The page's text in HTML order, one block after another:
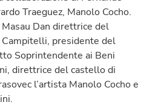
Traeguez, Manolo Cocho.
Dan direttrice del
presidente del
Soprintendente ai Beni
direttrice del castello di
l’artista Manolo Cocho e